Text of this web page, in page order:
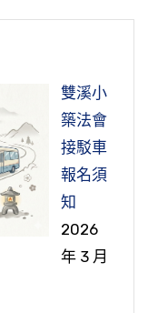
，墮水死；
食才接氣，與
頭陀。嘗攜
豁然而悟；遂
：「備頭陀再
出家，了明
信三寶，鄰
思親歸甯，父
敷坐具，誦法
嶽帝召謂曰：
請免。帝曰：
聲，望空中見
矣！」倏然不
會，建義井一
憂暮景，見子
句。】
福寺慧斌法
南部。「父親
百歲了。斌法
的恩德，只
孝行清直
頭，經籍楮筆
村乞食。】
面有註明，
」，這裡有註
南衛輝市西
》一百一十
至德三年，
東山精舍，善
．孝親之行
為莊嚴寺寶
華、淨名二
；居母憂，毀
聖人制禮，
彌陀佛！請
卷。於鄴城
。語人曰：
。」衣著食
．孝親之行
死出家，精
中，持飯往
言：「汝母罪
僧威神之
三》。諸位
之行第三》，
所不齒者
後馬鳴龍樹
雙溪小
築法會
接駁車
報名須
知
2026
年 3 月